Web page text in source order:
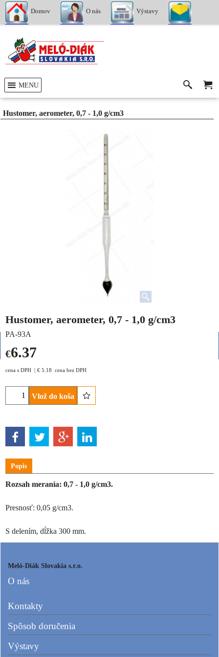
Domov O nás Výstavy
MENU
Hustomer, aerometer, 0,7 - 1,0 g/cm3
Hustomer, aerometer, 0,7 - 1,0 g/cm3
PA-93A
€6.37
cena s DPH € 5.18 cena bez DPH
Vlož do koša
Popis
Rozsah merania: 0,7 - 1,0 g/cm3.
Presnosť: 0,05 g/cm3.
S delením, dĺžka 300 mm.
Meló-Diák Slovakia s.r.o.
O nás
Kontakty
Spôsob doručenia
Výstavy